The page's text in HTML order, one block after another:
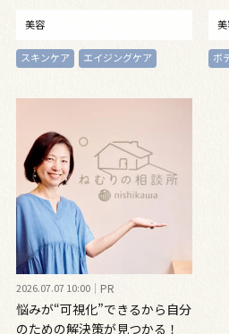
美容
スキンケア エイジングケア ボ
2026.07.07 10:00 PR
悩みが“可視化”できるから自分
のための解決策が見つかる！